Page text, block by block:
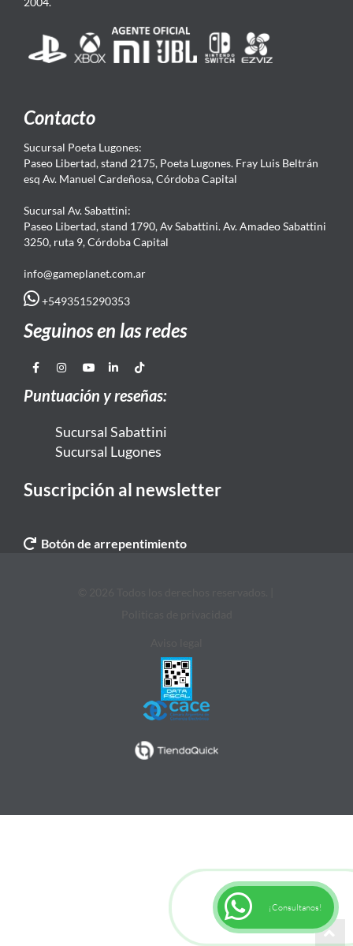
Contacto
Sucursal Poeta Lugones:
Paseo Libertad, stand 2175, Poeta Lugones. Fray Luis Beltrán
esq Av. Manuel Cardeñosa, Córdoba Capital
Sucursal Av. Sabattini:
Paseo Libertad, stand 1790, Av Sabattini. Av. Amadeo Sabattini
3250, ruta 9, Córdoba Capital
info@gameplanet.com.ar
+5493515290353
Seguinos en las redes
Puntuación y reseñas:
Sucursal Sabattini
Sucursal Lugones
Suscripción al newsletter
Botón de arrepentimiento
¡Consultanos!